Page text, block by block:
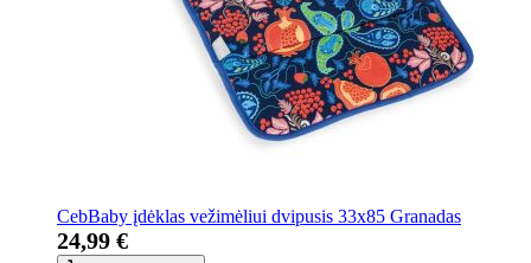
CebBaby įdėklas vežimėliui dvipusis 33x85 Granadas
24,99 €